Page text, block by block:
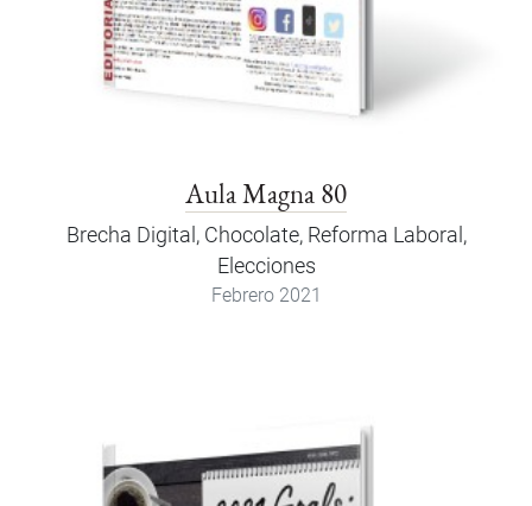
Aula Magna 80
Brecha Digital, Chocolate, Reforma Laboral,
Elecciones
Febrero 2021